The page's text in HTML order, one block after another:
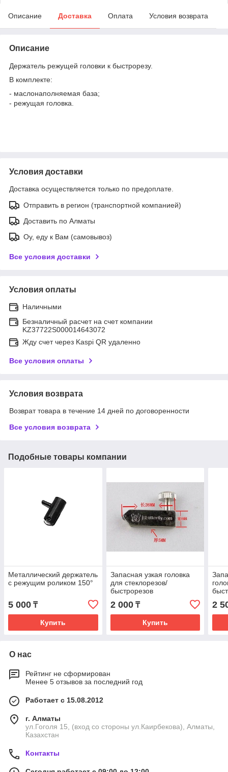
Описание Доставка Оплата Условия возврата
Описание
Держатель режущей головки к быстрорезу.
В комплекте:
- маслонаполняемая база;
- режущая головка.
Условия доставки
Доставка осуществляется только по предоплате.
Отправить в регион (транспортной компанией)
Доставить по Алматы
Оу, еду к Вам (самовывоз)
Все условия доставки
Условия оплаты
Наличными
Безналичный расчет на счет компании
KZ37722S000014643072
Жду счет через Kaspi QR удаленно
Все условия оплаты
Условия возврата
Возврат товара в течение 14 дней по договоренности
Все условия возврата
Подобные товары компании
Металлический держатель
c режущим роликом 150°
5 000 ₸
Купить
Запасная узкая головка
для стеклорезов/
быстрорезов
2 000₸
Купить
2
О нас
Рейтинг не сформирован
Менее 5 отзывов за последний год
Работает с 15.08.2012
г. Алматы
ул.Гоголя 15, (вход со стороны ул.Каирбекова), Алматы,
Казахстан
Контакты